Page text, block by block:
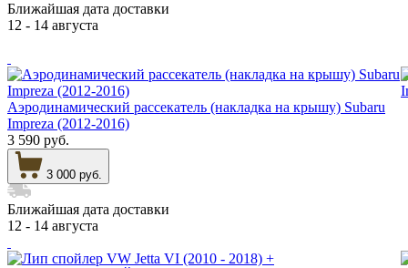
Ближайшая дата доставки
12 - 14 августа
Аэродинамический рассекатель (накладка на крышу) Subaru
Impreza (2012-2016)
3 590 руб.
3 000 руб.
Ближайшая дата доставки
12 - 14 августа